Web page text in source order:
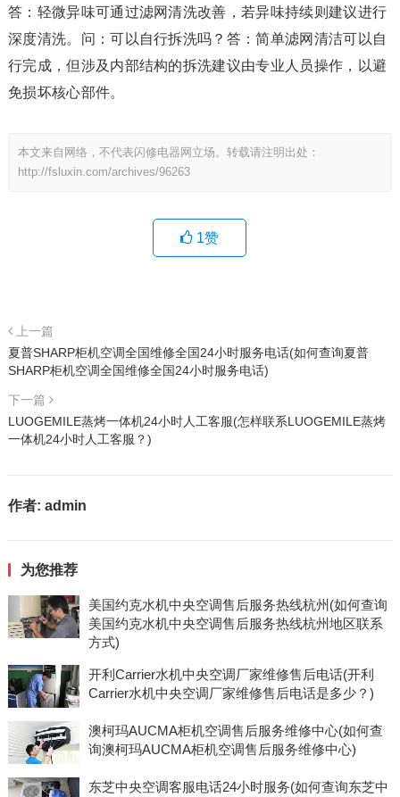
答：轻微异味可通过滤网清洗改善，若异味持续则建议进行
深度清洗。问：可以自行拆洗吗？答：简单滤网清洁可以自
行完成，但涉及内部结构的拆洗建议由专业人员操作，以避
免损坏核心部件。
本文来自网络，不代表闪修电器网立场。转载请注明出处：
http://fsluxin.com/archives/96263
1赞
上一篇
夏普SHARP柜机空调全国维修全国24小时服务电话(如何查询夏普
SHARP柜机空调全国维修全国24小时服务电话)
下一篇
LUOGEMILE蒸烤一体机24小时人工客服(怎样联系LUOGEMILE蒸烤
一体机24小时人工客服？)
作者: admin
为您推荐
美国约克水机中央空调售后服务热线杭州(如何查询
美国约克水机中央空调售后服务热线杭州地区联系
方式)
开利Carrier水机中央空调厂家维修售后电话(开利
Carrier水机中央空调厂家维修售后电话是多少？)
澳柯玛AUCMA柜机空调售后服务维修中心(如何查
询澳柯玛AUCMA柜机空调售后服务维修中心)
东芝中央空调客服电话24小时服务(如何查询东芝中